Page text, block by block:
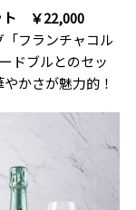
ト ￥22,000
フランチャコル
ドブルとのセッ
かさが魅力的！